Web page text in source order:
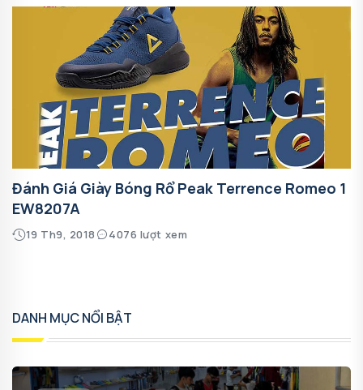
Đánh Giá Giày Bóng Rổ Peak Terrence Romeo 1
EW8207A
19 Th9, 2018 4076 lượt xem
DANH MỤC NỔI BẬT